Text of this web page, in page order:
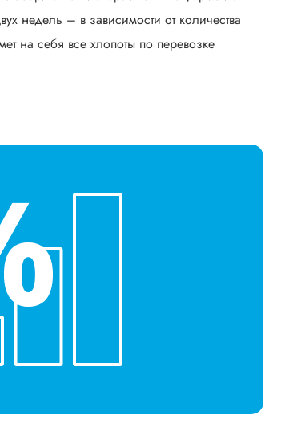
недель – в зависимости от количества
на себя все хлопоты по перевозке